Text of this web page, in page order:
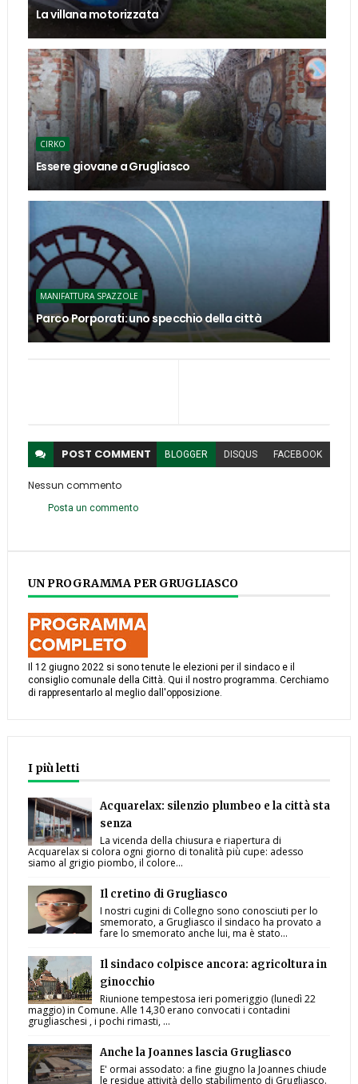
La villana motorizzata
CIRKO
Essere giovane a Grugliasco
MANIFATTURA SPAZZOLE
Parco Porporati: uno specchio della città
POST COMMENT BLOGGER DISQUS FACEBOOK
Nessun commento
Posta un commento
UN PROGRAMMA PER GRUGLIASCO
Il 12 giugno 2022 si sono tenute le elezioni per il sindaco e il
consiglio comunale della Città. Qui il nostro programma. Cerchiamo
di rappresentarlo al meglio dall'opposizione.
I più letti
Acquarelax: silenzio plumbeo e la città sta
senza
La vicenda della chiusura e riapertura di
Acquarelax si colora ogni giorno di tonalità più cupe: adesso
siamo al grigio piombo, il colore...
Il cretino di Grugliasco
I nostri cugini di Collegno sono conosciuti per lo
smemorato, a Grugliasco il sindaco ha provato a
fare lo smemorato anche lui, ma è stato...
Il sindaco colpisce ancora: agricoltura in
ginocchio
Riunione tempestosa ieri pomeriggio (lunedì 22
maggio) in Comune. Alle 14,30 erano convocati i contadini
grugliaschesi , i pochi rimasti, ...
Anche la Joannes lascia Grugliasco
E' ormai assodato: a fine giugno la Joannes chiude
le residue attività dello stabilimento di Grugliasco.